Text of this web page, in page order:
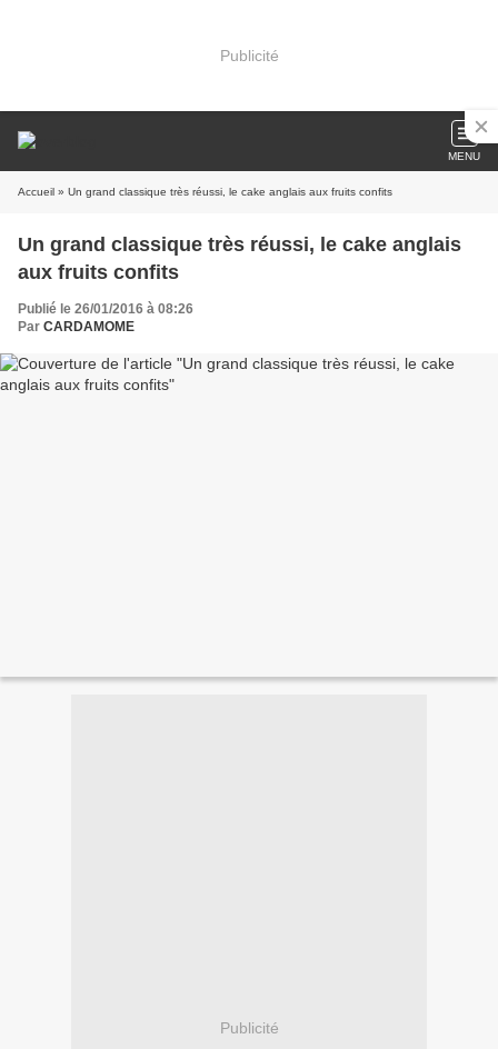
Publicité
MENU
Accueil » Un grand classique très réussi, le cake anglais aux fruits confits
Un grand classique très réussi, le cake anglais
aux fruits confits
Publié le 26/01/2016 à 08:26
Par CARDAMOME
Publicité